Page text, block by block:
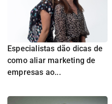
Especialistas dão dicas de
como aliar marketing de
empresas ao...